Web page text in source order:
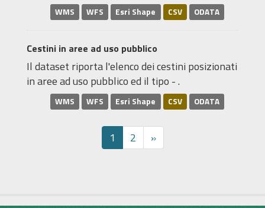
WMS WFS Esri Shape CSV ODATA
Cestini in aree ad uso pubblico
Il dataset riporta l'elenco dei cestini posizionati
in aree ad uso pubblico ed il tipo - .
WMS WFS Esri Shape CSV ODATA
1 2 »